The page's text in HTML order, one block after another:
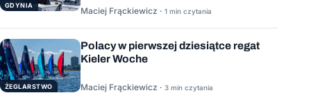
GDYNIA
Maciej Frąckiewicz · 1 min czytania
ŻEGLARSTWO
Polacy w pierwszej dziesiątce regat
Kieler Woche
Maciej Frąckiewicz · 3 min czytania